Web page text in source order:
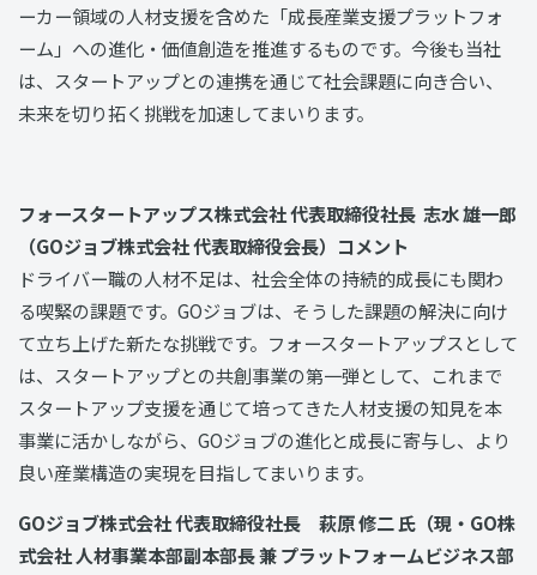
ーカー領域の人材支援を含めた「成長産業支援プラットフォ
ーム」への進化・価値創造を推進するものです。今後も当社
は、スタートアップとの連携を通じて社会課題に向き合い、
未来を切り拓く挑戦を加速してまいります。
フォースタートアップス株式会社 代表取締役社長 志水 雄一郎
（GOジョブ株式会社 代表取締役会長）コメント
ドライバー職の人材不足は、社会全体の持続的成長にも関わ
る喫緊の課題です。GOジョブは、そうした課題の解決に向け
て立ち上げた新たな挑戦です。フォースタートアップスとして
は、スタートアップとの共創事業の第一弾として、これまで
スタートアップ支援を通じて培ってきた人材支援の知見を本
事業に活かしながら、GOジョブの進化と成長に寄与し、より
良い産業構造の実現を目指してまいります。
GOジョブ株式会社 代表取締役社長 萩原 修二 氏（現・GO株
式会社 人材事業本部副本部長 兼 プラットフォームビジネス部